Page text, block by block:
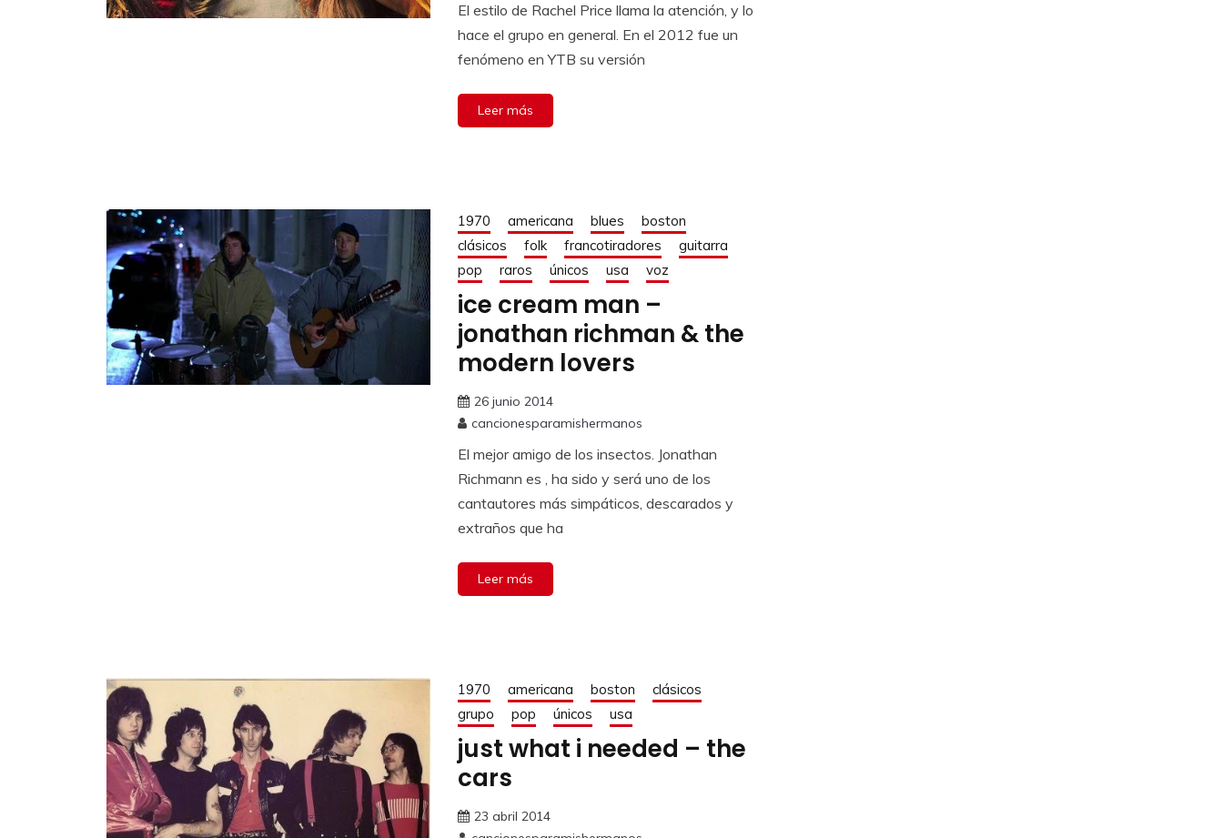
El estilo de Rachel Price llama la atención, y lo
hace el grupo en general. En el 2012 fue un
fenómeno en YTB su versión
Leer más
1970 americana blues
boston
clásicos
folk francotiradores
guitarra
pop
raros únicos usa voz
ice cream man –
jonathan richman & the
modern lovers
26 junio 2014
cancionesparamishermanos
El mejor amigo de los insectos. Jonathan
Richmann es , ha sido y será uno de los
cantautores más simpáticos, descarados y
extraños que ha
Leer más
1970 americana boston
clásicos
grupo
pop únicos usa
just what i needed – the
cars
23 abril 2014